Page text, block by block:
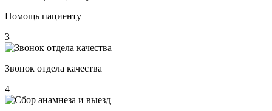
Помощь пациенту
3
Звонок отдела качества
4